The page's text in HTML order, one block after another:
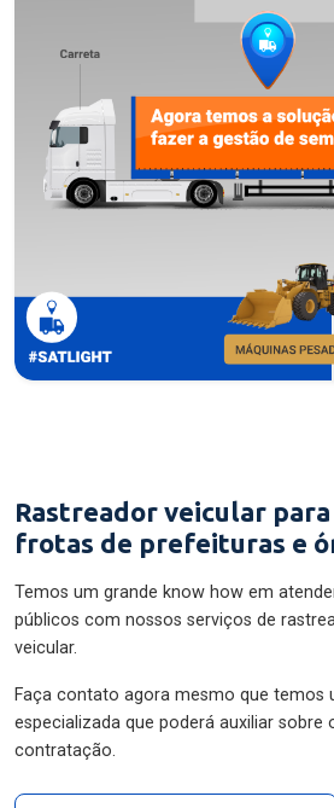
Rastreador veicular
frotas de prefeituras e
Temos um grande know how em
públicos com nossos serviços de
veicular.
Faça contato agora mesmo que temos
especializada que poderá auxiliar sobre
contratação.